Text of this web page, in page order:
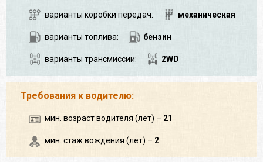
варианты коробки передач: механическая
варианты топлива: бензин
варианты трансмиссии: 2WD
Требования к водителю:
мин. возраст водителя (лет) – 21
мин. стаж вождения (лет) – 2